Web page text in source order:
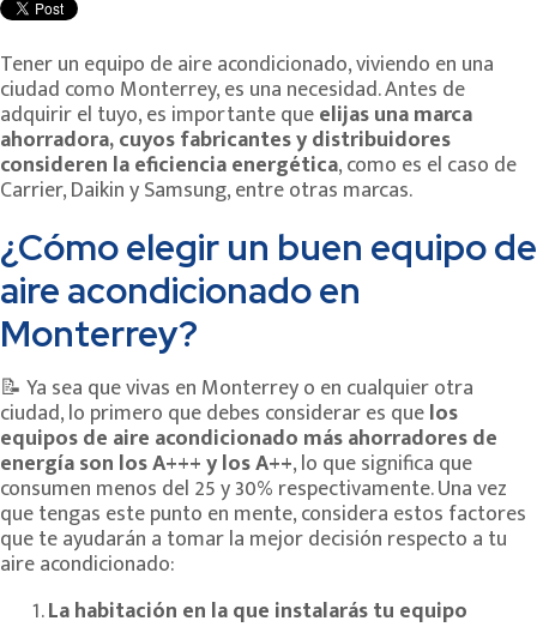
Tener un equipo de aire acondicionado, viviendo en una
ciudad como Monterrey, es una necesidad. Antes de
adquirir el tuyo, es importante queelijas una marca
ahorradora, cuyos fabricantes y distribuidores
consideren la eficiencia energética, como es el caso de
Carrier, Daikin y Samsung, entre otras marcas.
¿Cómo elegir un buen equipo de
aire acondicionado en
Monterrey?
📝 Ya sea que vivas en Monterrey o en cualquier otra
ciudad, lo primero que debes considerar es quelos
equipos de aire acondicionado más ahorradores de
energía son los A+++ y los A++, lo que significa que
consumen menos del 25 y 30% respectivamente. Una vez
que tengas este punto en mente, considera estos factores
que te ayudarán a tomar la mejor decisión respecto a tu
aire acondicionado:
La habitación en la que instalarás tu equipo